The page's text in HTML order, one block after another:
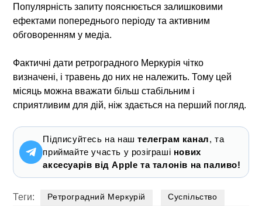
Популярність запиту пояснюється залишковими
ефектами попереднього періоду та активним
обговоренням у медіа.
Фактичні дати ретроградного Меркурія чітко
визначені, і травень до них не належить. Тому цей
місяць можна вважати більш стабільним і
сприятливим для дій, ніж здається на перший погляд.
Підписуйтесь на наштелеграм канал, та
приймайте участь у розіграші нових
аксесуарів від Apple та талонів на паливо!
Теги: Ретроградний Меркурій Суспільство